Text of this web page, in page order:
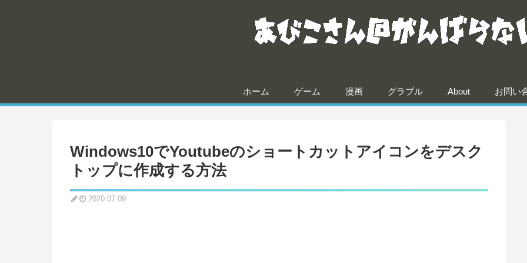
ホーム ゲーム 漫画 グラブル About お問い
Windows10でYoutubeのショートカットアイコンをデスク
トップに作成する方法
2020.07.09